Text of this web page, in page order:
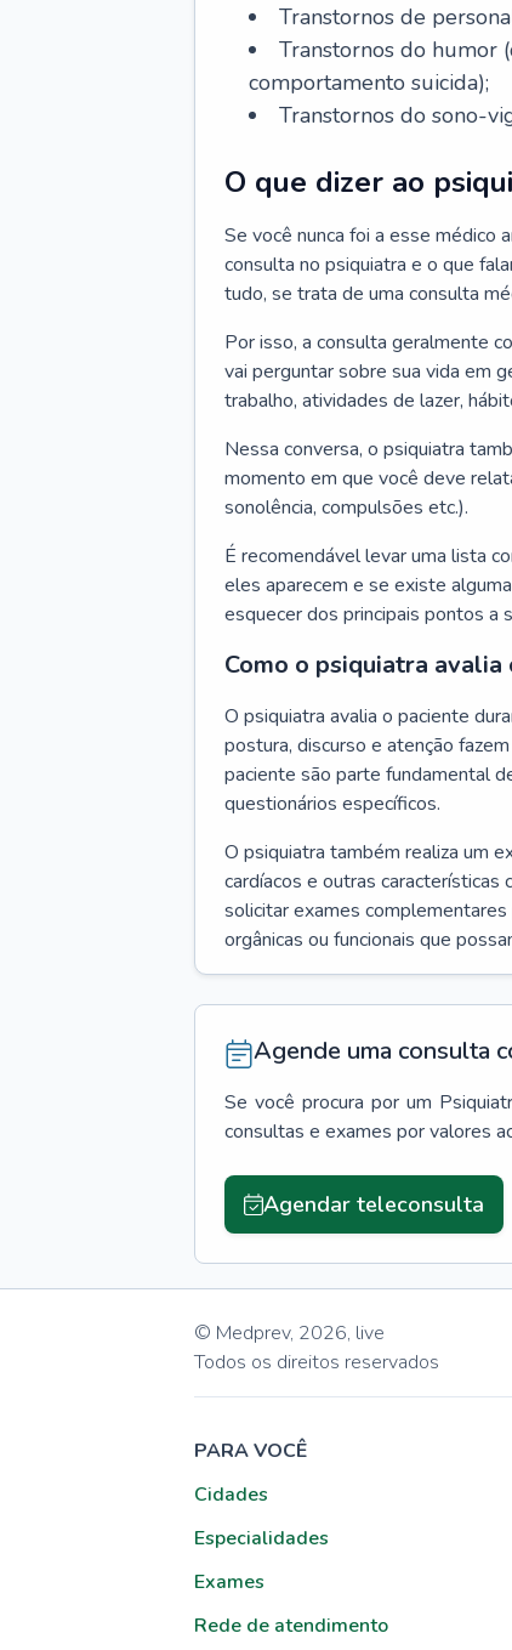
Transtornos de
Transtornos do humor
comportamento suicida);
Transtornos do sono-
O que dizer ao
Se você nunca foi a esse médico
consulta no psiquiatra e o que
tudo, se trata de uma consulta
Por isso, a consulta geralmente
vai perguntar sobre sua vida em
trabalho, atividades de lazer,
Nessa conversa, o psiquiatra
momento em que você deve
sonolência, compulsões etc.).
É recomendável levar uma lista
eles aparecem e se existe
esquecer dos principais pontos a
Como o psiquiatra avalia
O psiquiatra avalia o paciente
postura, discurso e atenção
paciente são parte fundamental
questionários específicos.
O psiquiatra também realiza um
cardíacos e outras
solicitar exames
orgânicas ou funcionais que
Agende uma consulta
Se você procura por um
consultas e exames por valores
Agendar teleconsulta
© Medprev, 2026, live
Todos os direitos reservados
PARA VOCÊ
Cidades
Especialidades
Exames
Rede de atendimento